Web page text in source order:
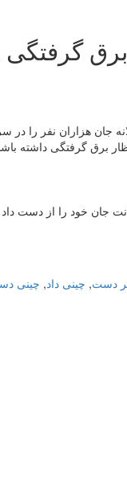
برق
جان هزاران نفر را در
برق گرفتگی داشته
جان خود را از دست داد
دست, چینی داد, چینی